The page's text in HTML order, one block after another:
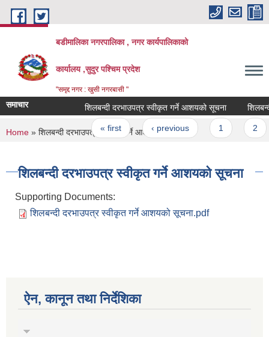
Skip to main content
बडीमालिका नगरपालिका , नगर कार्यपालिकाको
कार्यालय ,सुदुर पश्चिम प्रदेश
"समृद्द नगर : खुसी नगरबासी "
समाचार शिलबन्दी दरभाउपत्र स्वीकृत गर्ने आशयको सूचना
Pages
« first ‹ previous
You are here
Home » शिलबन्दी दरभाउपत्र स्वीकृत गर्ने आशयको सूचना
शिलबन्दी दरभाउपत्र स्वीकृत गर्ने आशयको सूचना
Supporting Documents:
शिलबन्दी दरभाउपत्र स्वीकृत गर्ने आशयको सूचना.pdf
ऐन, कानून तथा निर्देशिका